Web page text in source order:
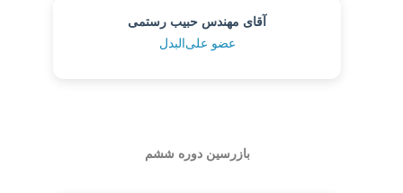
آقای مهندس حبیب رستمی
عضو علی‌البدل
بازرسین دوره ششم